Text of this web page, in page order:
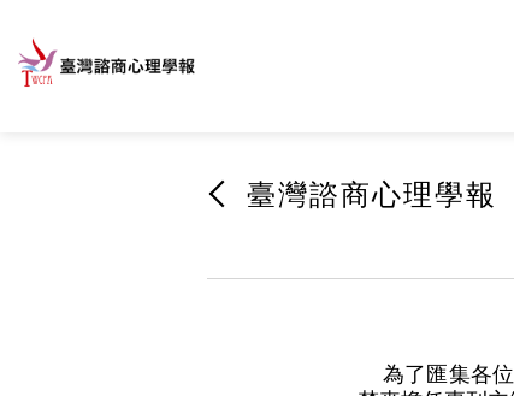
臺灣諮商心理學報
為了匯集各